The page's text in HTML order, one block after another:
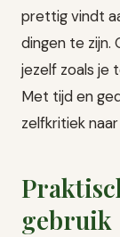
prettig vindt
dingen te zijn.
jezelf zoals je
Met tijd en
zelfkritiek
gebruik